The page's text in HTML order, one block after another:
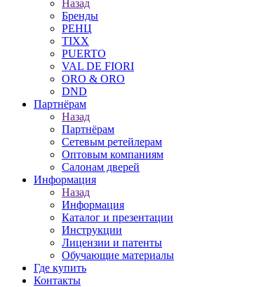
Назад
Бренды
РЕНЦ
TIXX
PUERTO
VAL DE FIORI
ORO & ORO
DND
Партнёрам
Назад
Партнёрам
Сетевым ретейлерам
Оптовым компаниям
Салонам дверей
Информация
Назад
Информация
Каталог и презентации
Инструкции
Лицензии и патенты
Обучающие материалы
Где купить
Контакты